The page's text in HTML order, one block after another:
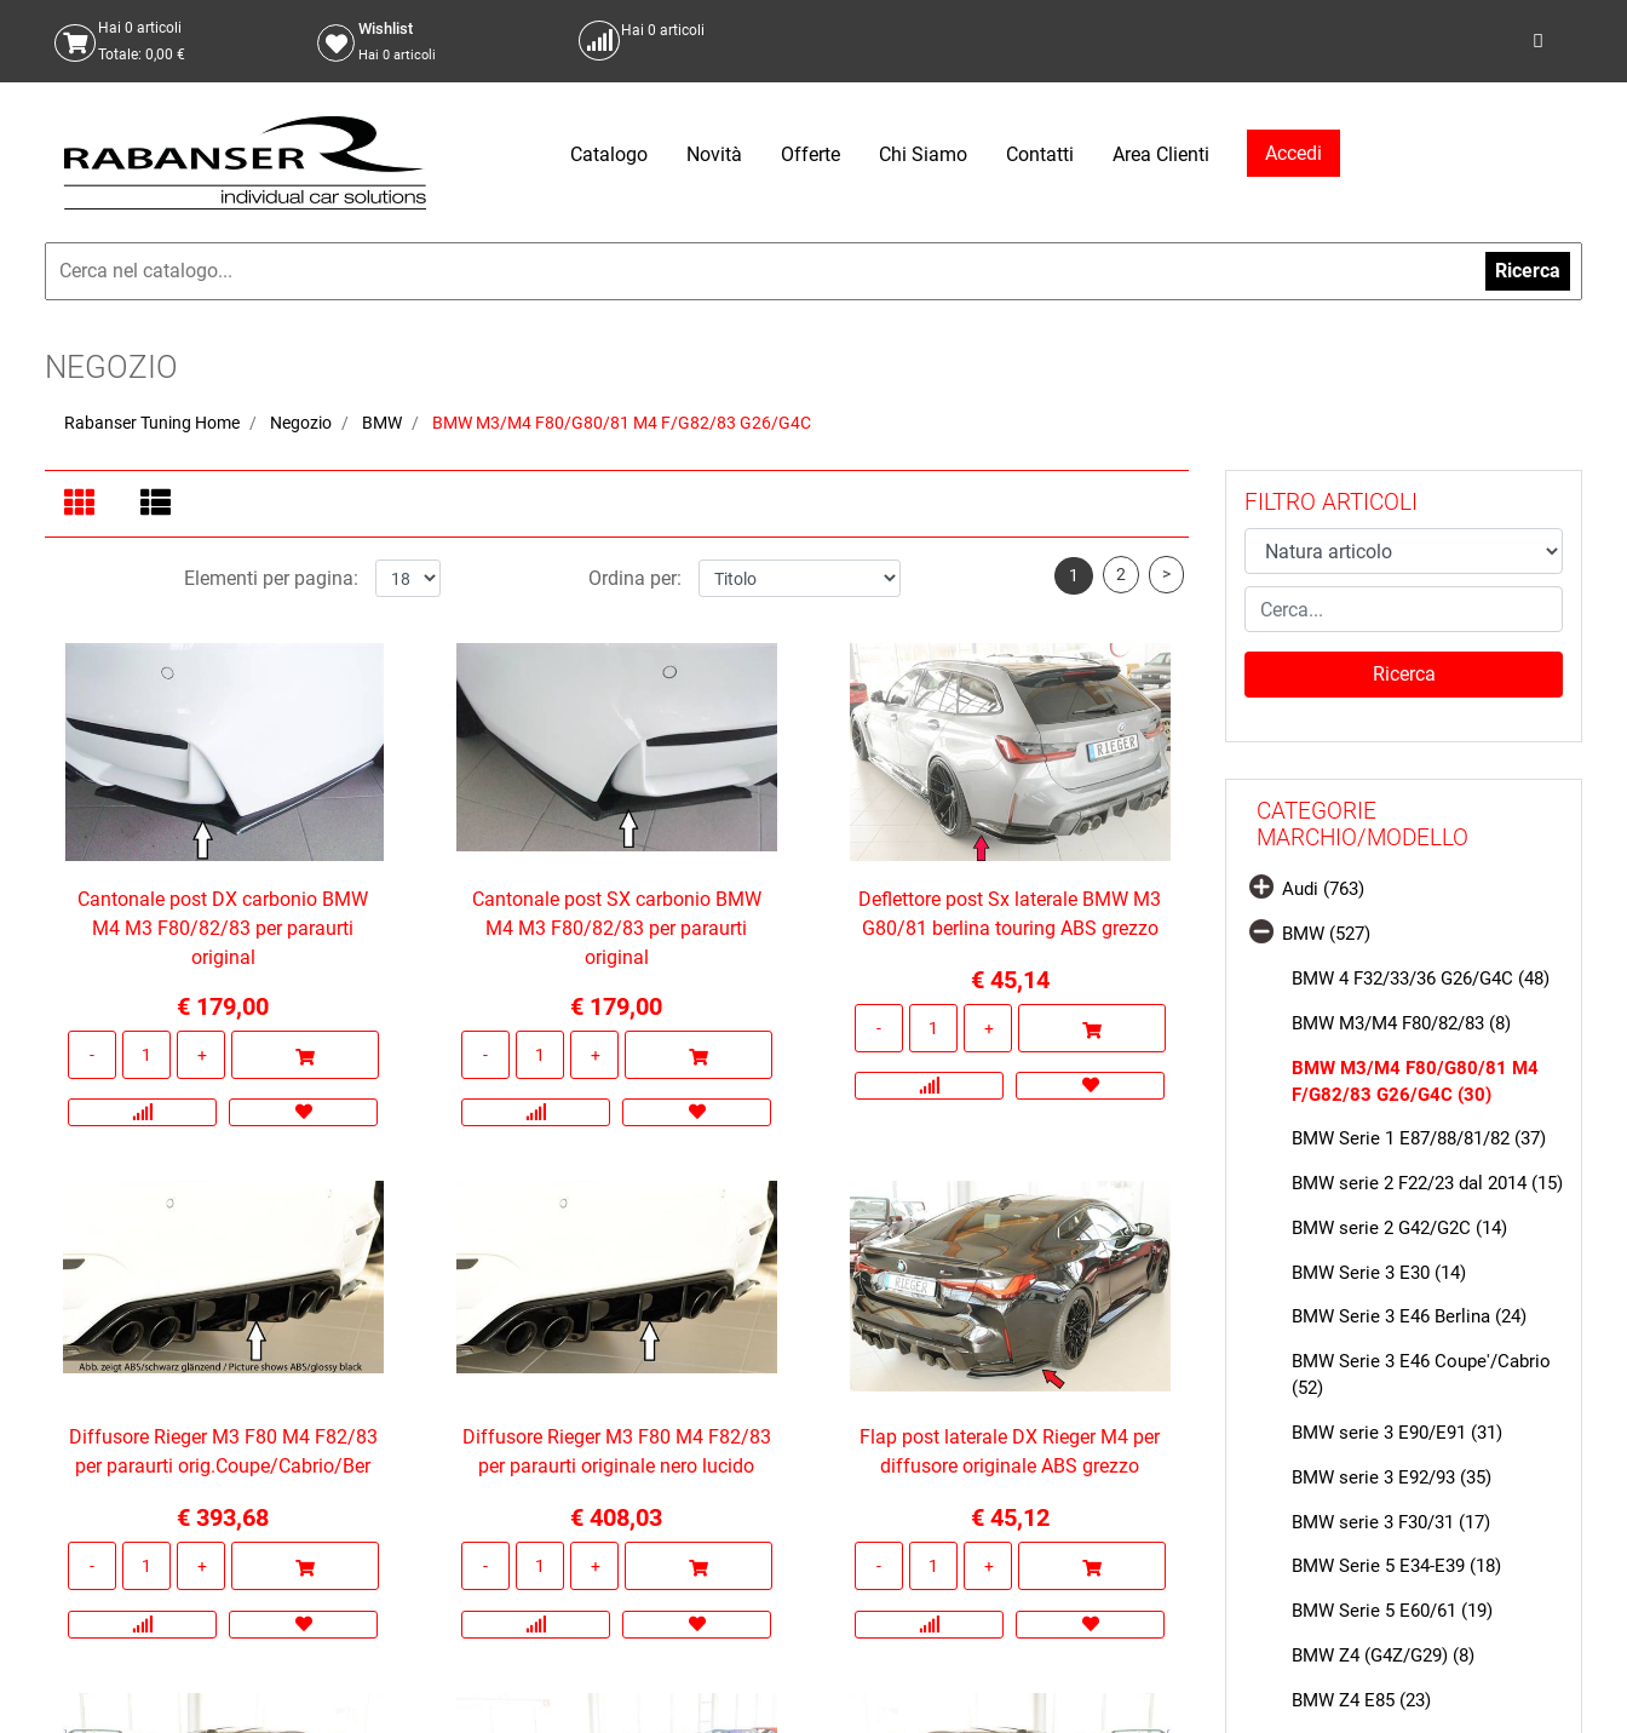
Hai 0 articoli
Totale: 0,00 €
Wishlist
Hai 0 articoli
Hai0 articoli
Catalogo Novità Offerte Chi Siamo Contatti Area Clienti Accedi
Ricerca
NEGOZIO
Rabanser Tuning Home Negozio BMW BMW M3/M4 F80/G80/81 M4 F/G82/83 G26/G4C
Ordina per:
Elementi per pagina: 1 2 >
Cantonale post DX carbonio BMW
M4 M3 F80/82/83 per paraurti
original
€ 179,00
Cantonale post SX carbonio BMW
M4 M3 F80/82/83 per paraurti
original
€ 179,00
Deflettore post Sx laterale BMW M3
G80/81 berlina touring ABS grezzo
€ 45,14
Diffusore Rieger M3 F80 M4 F82/83
per paraurti orig.Coupe/Cabrio/Ber
€ 393,68
Diffusore Rieger M3 F80 M4 F82/83
per paraurti originale nero lucido
€ 408,03
Flap post laterale DX Rieger M4 per
diffusore originale ABS grezzo
€ 45,12
FILTRO ARTICOLI
CATEGORIE
MARCHIO/MODELLO
Audi (763)
BMW (527)
BMW 4 F32/33/36 G26/G4C (48)
BMW M3/M4 F80/82/83 (8)
BMW M3/M4 F80/G80/81 M4
F/G82/83 G26/G4C (30)
BMW Serie 1 E87/88/81/82 (37)
BMW serie 2 F22/23 dal 2014 (15)
BMW serie 2 G42/G2C (14)
BMW Serie 3 E30 (14)
BMW Serie 3 E46 Berlina (24)
BMW Serie 3 E46 Coupe'/Cabrio
(52)
BMW serie 3 E90/E91 (31)
BMW serie 3 E92/93 (35)
BMW serie 3 F30/31 (17)
BMW Serie 5 E34-E39 (18)
BMW Serie 5 E60/61 (19)
BMW Z4 (G4Z/G29) (8)
BMW Z4 E85 (23)